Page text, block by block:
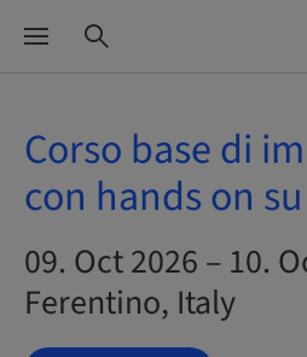
Corso base di
con hands on
09. Oct 2026 – 10.
Ferentino, Italy